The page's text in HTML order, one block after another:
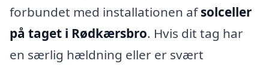
forbundet med installationen afsolceller
på taget i Rødkærsbro. Hvis dit tag har
en særlig hældning eller er svært